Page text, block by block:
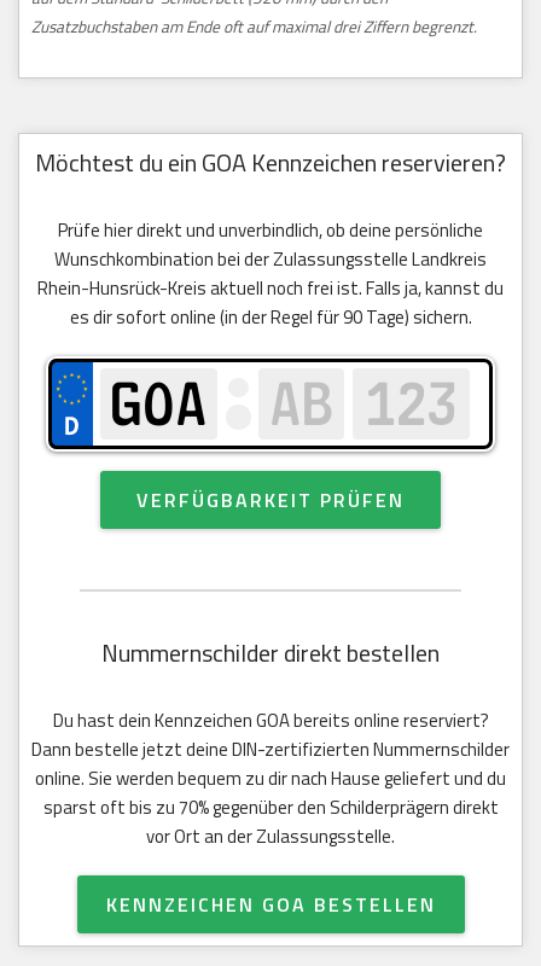
Zusatzbuchstaben am Ende oft auf maximal drei Ziffern begrenzt.
Möchtest du ein GOA Kennzeichen reservieren?
Prüfe hier direkt und unverbindlich, ob deine persönliche
Wunschkombination bei der Zulassungsstelle Landkreis
Rhein-Hunsrück-Kreis aktuell noch frei ist. Falls ja, kannst du
es dir sofort online (in der Regel für 90 Tage) sichern.
VERFÜGBARKEIT PRÜFEN
Nummernschilder direkt bestellen
Du hast dein Kennzeichen GOA bereits online reserviert?
Dann bestelle jetzt deine DIN-zertifizierten Nummernschilder
online. Sie werden bequem zu dir nach Hause geliefert und du
sparst oft bis zu 70% gegenüber den Schilderprägern direkt
vor Ort an der Zulassungsstelle.
KENNZEICHEN GOA BESTELLEN